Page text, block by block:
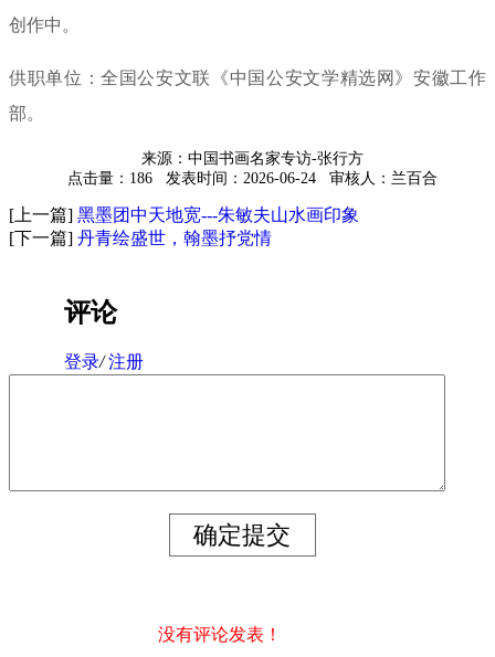
创作中。
供职单位：全国公安文联《中国公安文学精选网》安徽工作
部。
来源：中国书画名家专访-张行方
点击量：186
发表时间：2026-06-24 审核人：兰百合
[上一篇] 黑墨团中天地宽---朱敏夫山水画印象
[下一篇] 丹青绘盛世，翰墨抒党情
评论
登录/ 注册
没有评论发表！